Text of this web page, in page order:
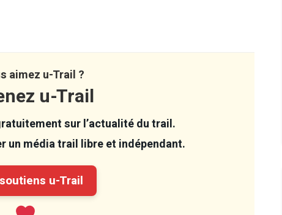
aimez u-Trail ?
u-Trail
sur l’actualité du trail.
un média trail libre et indépendant.
u-Trail